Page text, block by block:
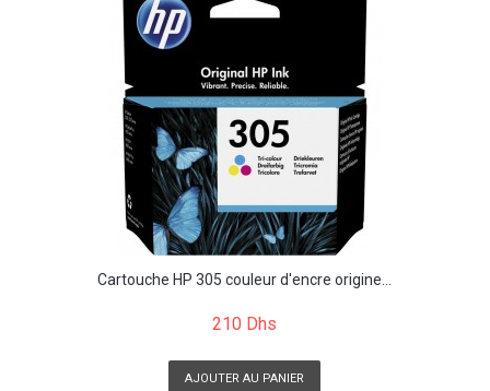
Cartouche HP 305 couleur d'encre origine...
210 Dhs
AJOUTER AU PANIER